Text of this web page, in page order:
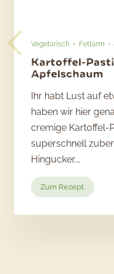
Vegetarisch Fettarm
Kartoffel-
Apfelschaum
Ihr habt Lust auf
haben wir hier
cremige Kartoffel-
superschnell
Hingucker.…
Zum Rezept
Kartoffel-